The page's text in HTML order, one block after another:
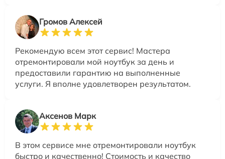
Громов Алексей
Рекомендую всем этот сервис! Мастера
отремонтировали мой ноутбук за день и
предоставили гарантию на выполненные
услуги. Я вполне удовлетворен результатом.
Аксенов Марк
В этом сервисе мне отремонтировали ноутбук
быстро и качественно! Стоимость и качество